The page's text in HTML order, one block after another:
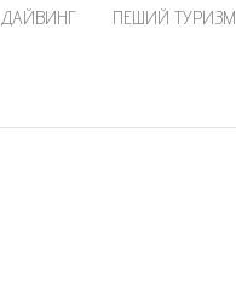
ДАЙВИНГ ПЕШИЙ ТУРИЗМ